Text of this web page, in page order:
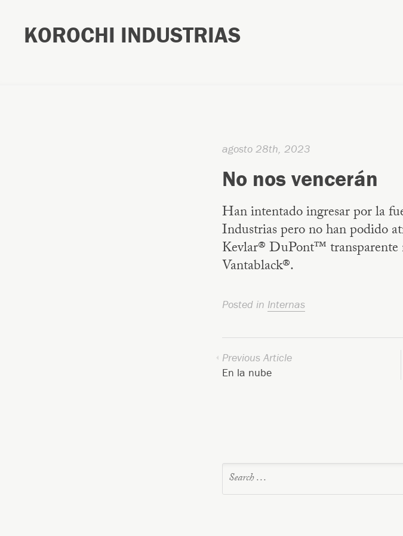
KOROCHI INDUSTRIAS
agosto 28th, 2023
No nos vencerán
Han intentado ingresar por la
Industrias pero no han podido
Kevlar® DuPont™ transparente
Vantablack®.
Posted in Internas
Previous Article
En la nube